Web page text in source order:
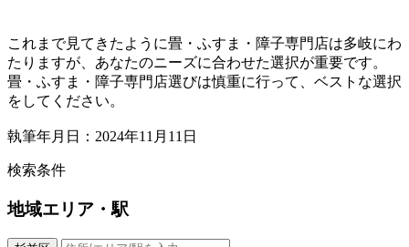
これまで見てきたように畳・ふすま・障子専門店は多岐にわ
たりますが、あなたのニーズに合わせた選択が重要です。
畳・ふすま・障子専門店選びは慎重に行って、ベストな選択
をしてください。
執筆年月日：2024年11月11日
検索条件
地域エリア・駅